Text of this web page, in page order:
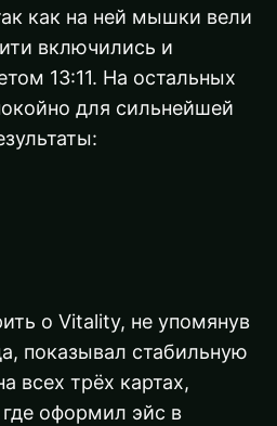
как на ней мышки вели
включились и
13:11. На остальных
для сильнейшей
о Vitality, не упомянув
показывал стабильную
всех трёх картах,
оформил эйс в